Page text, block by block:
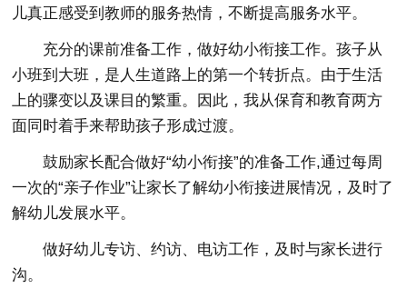
儿真正感受到教师的服务热情，不断提高服务水平。
充分的课前准备工作，做好幼小衔接工作。孩子从
小班到大班，是人生道路上的第一个转折点。由于生活
上的骤变以及课目的繁重。因此，我从保育和教育两方
面同时着手来帮助孩子形成过渡。
鼓励家长配合做好“幼小衔接”的准备工作,通过每周
一次的“亲子作业”让家长了解幼小衔接进展情况，及时了
解幼儿发展水平。
做好幼儿专访、约访、电访工作，及时与家长进行
沟。